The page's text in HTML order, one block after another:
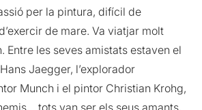
per la pintura, difícil de
de mare. Va viatjar molt
Entre les seves amistats estaven el
Jaegger, l’explorador
Munch i el pintor Christian Krohg,
van ser els seus amants,